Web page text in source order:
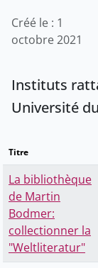
Créé le : 1
octobre 2021
Instituts
Université
Titre
La bibliothèque
de Martin
Bodmer:
collectionner la
"Weltliteratur"